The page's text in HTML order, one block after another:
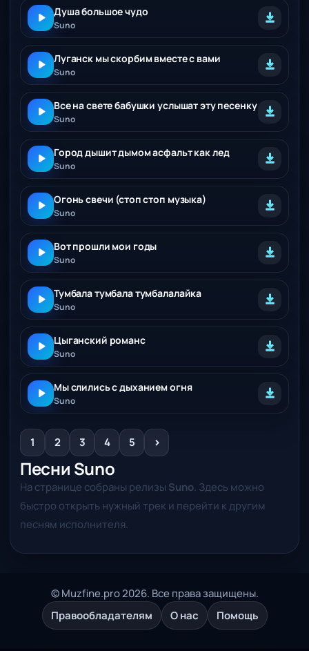
Душа большое чудо
Suno
Луганск мы скорбим вместе с вами
Suno
Все на свете бабушки услышат эту песенку
Suno
Город дышит дымом асфальт как лед
Suno
Огонь свечи (стоп стоп музыка)
Suno
Вот прошли мои годы
Suno
Тумбала тумбала тумбалалайка
Suno
Цыганский романс
Suno
Мы слились с дыханием огня
Suno
1 2 3 4 5 >
Песни Suno
На странице собраны релизы Suno. Здесь можно
быстро открыть нужный трек и перейти к другим
песням исполнителя.
© Muzfine.pro 2026. Все права защищены.
Правообладателям
О нас Помощь